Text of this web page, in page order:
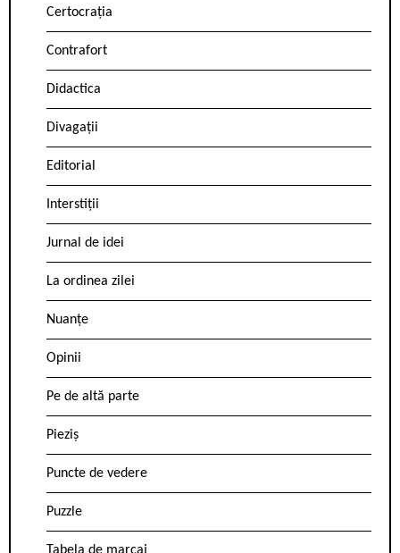
Certocrația
Contrafort
Didactica
Divagații
Editorial
Interstiții
Jurnal de idei
La ordinea zilei
Nuanțe
Opinii
Pe de altă parte
Pieziș
Puncte de vedere
Puzzle